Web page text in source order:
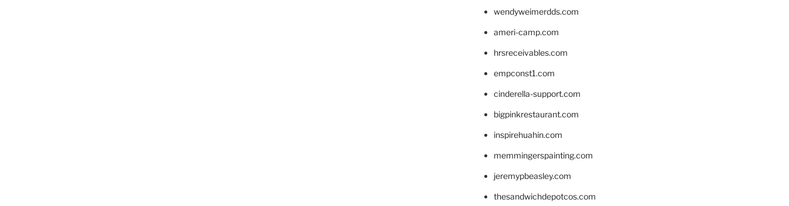
wendyweimerdds.com
ameri-camp.com
hrsreceivables.com
empconst1.com
cinderella-support.com
bigpinkrestaurant.com
inspirehuahin.com
memmingerspainting.com
jeremypbeasley.com
thesandwichdepotcos.com